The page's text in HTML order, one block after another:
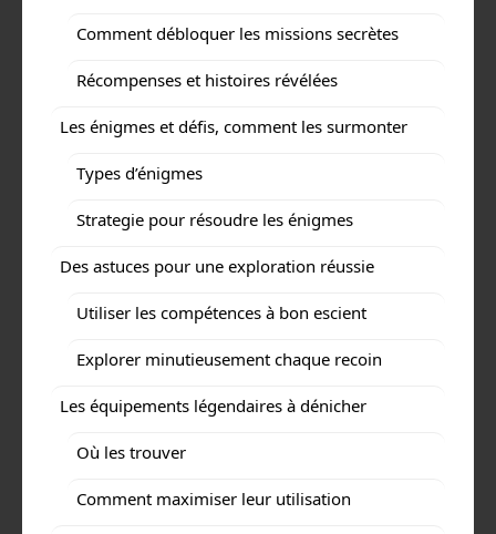
Comment débloquer les missions secrètes
Récompenses et histoires révélées
Les énigmes et défis, comment les surmonter
Types d’énigmes
Strategie pour résoudre les énigmes
Des astuces pour une exploration réussie
Utiliser les compétences à bon escient
Explorer minutieusement chaque recoin
Les équipements légendaires à dénicher
Où les trouver
Comment maximiser leur utilisation